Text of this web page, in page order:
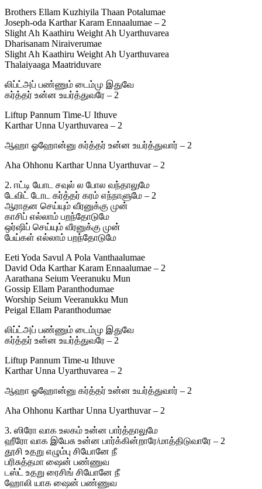
Brothers Ellam Kuzhiyila Thaan Potalumae
Joseph-oda Karthar Karam Ennaalumae – 2
Slight Ah Kaathiru Weight Ah Uyarthuvarea
Dharisanam Niraiverumae
Slight Ah Kaathiru Weight Ah Uyarthuvarea
Thalaiyaaga Maatriduvare
லிப்ட்அப் பண்ணும் டைம்மு இதுவே
கர்த்தர் உன்ன உயர்த்துவரே – 2
Liftup Pannum Time-U Ithuve
Karthar Unna Uyarthuvarea – 2
ஆஹா ஓஹோன்னு கர்த்தர் உன்ன உயர்த்துவார் – 2
Aha Ohhonu Karthar Unna Uyarthuvar – 2
2. ஈட்டி யோட சவுல் ல போல வந்தாலுமே
டேவிட் டோட கர்த்தர் கரம் எந்நாளுமே – 2
ஆராதன செய்யும் வீரனுக்கு முன்
காசிப் எல்லாம் பறந்தோடுமே
ஒர்ஷிப் செய்யும் வீரனுக்கு முன்
பேய்கள் எல்லாம் பறந்தோடுமே
Eeti Yoda Savul A Pola Vanthaalumae
David Oda Karthar Karam Ennaalumae – 2
Aarathana Seium Veeranuku Mun
Gossip Ellam Paranthodumae
Worship Seium Veeranukku Mun
Peigal Ellam Paranthodumae
லிப்ட்அப் பண்ணும் டைம்மு இதுவே
கர்த்தர் உன்ன உயர்த்துவரே – 2
Liftup Pannum Time-u Ithuve
Karthar Unna Uyarthuvarea – 2
ஆஹா ஓஹோன்னு கர்த்தர் உன்ன உயர்த்துவார் – 2
Aha Ohhonu Karthar Unna Uyarthuvar – 2
3. ஸிரோ வாக உலகம் உன்ன பார்த்தாலுமே
ஹீரோ வாக இயேசு உன்ன பார்க்கின்றாரே/மாத்திடுவாரே – 2
தூசி உதறு எழும்பு சியோனே நீ
பரிசுத்தமா ஷைன் பண்ணுவ
டஸ்ட் உதறு ரைசிங் சியோனே நீ
ஹோலி யாக ஷைன் பண்ணுவ